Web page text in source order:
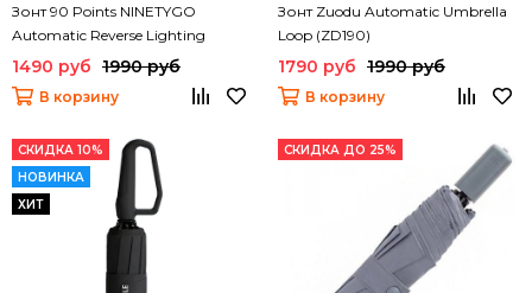
Зонт 90 Points NINETYGO
Automatic Reverse Lighting
Umbrella
1490 руб 1990 руб
В корзину
Зонт Zuodu Automatic Umbrella
Loop (ZD190)
1790 руб 1990 руб
В корзину
СКИДКА 10%
НОВИНКА
ХИТ
СКИДКА ДО 25%